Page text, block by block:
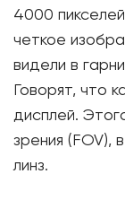
4000
четкое
видели в
Говорят, что
дисплей.
зрения (FOV),
линз.